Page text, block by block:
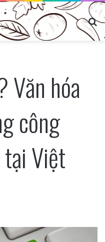
Văn hóa
công
Việt